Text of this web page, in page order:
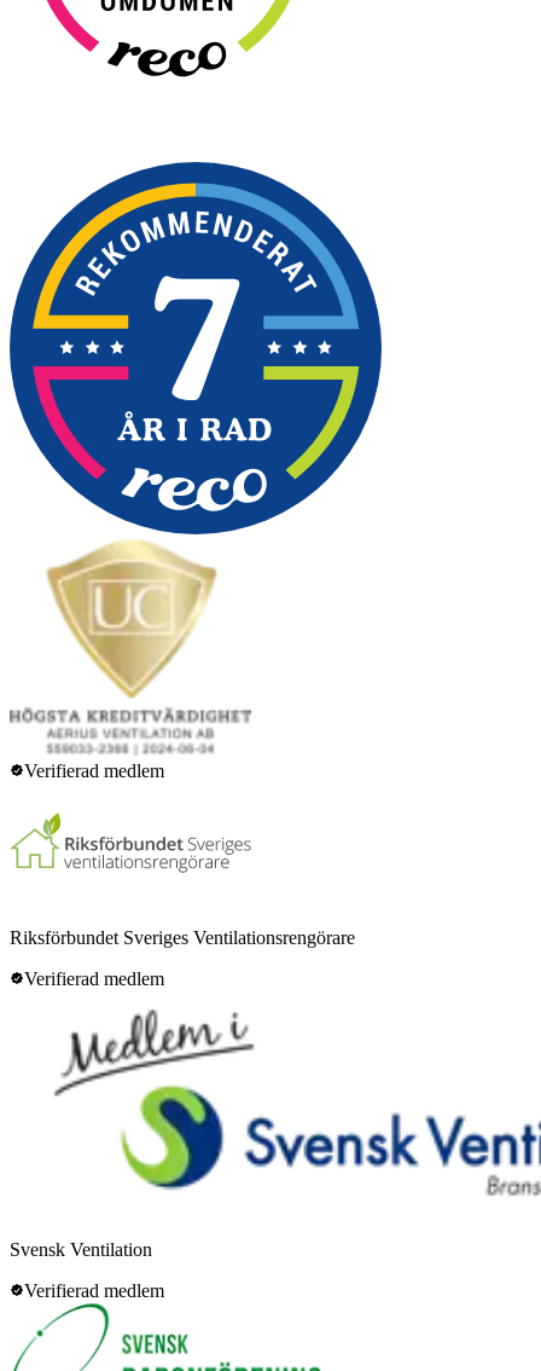
Verifierad medlem
Riksförbundet Sveriges Ventilationsrengörare
Verifierad medlem
Svensk Ventilation
Verifierad medlem